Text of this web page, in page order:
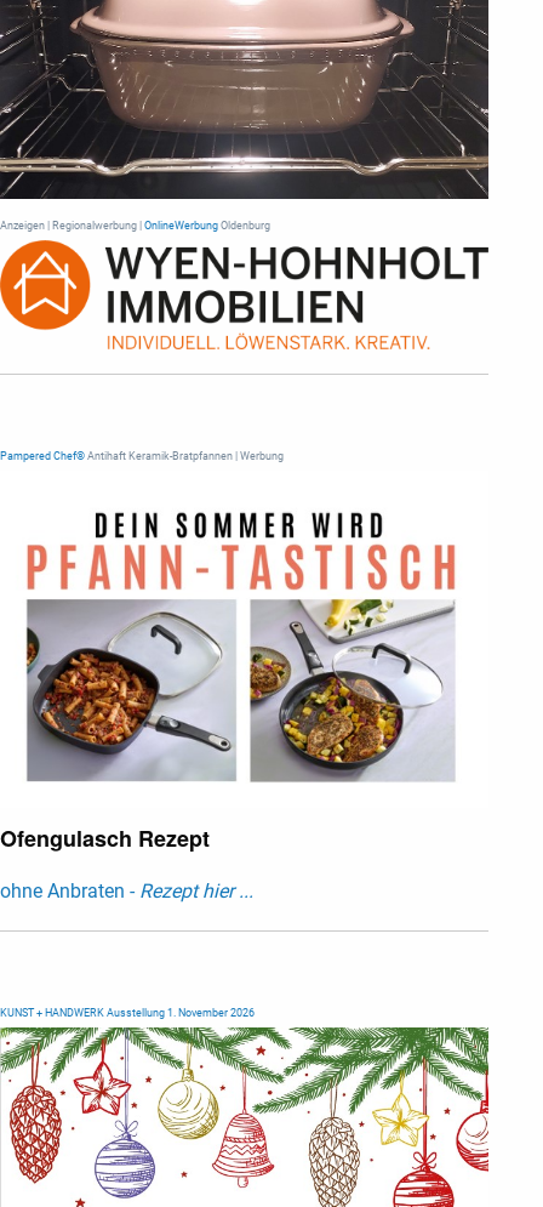
Anzeigen | Regionalwerbung | OnlineWerbung Oldenburg
Pampered Chef® Antihaft Keramik-Bratpfannen | Werbung
Ofengulasch Rezept
ohne Anbraten - Rezept hier ...
KUNST + HANDWERK Ausstellung 1. November 2026